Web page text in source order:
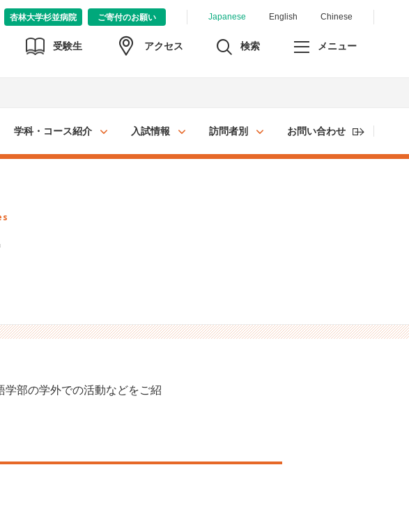
Japanese English Chinese
杏林大学杉並病院 ご寄付のお願い
受験生 アクセス 検索 メニュー
学科・コース紹介 入試情報 訪問者別 お問い合わせ
部の学外での活動などをご紹